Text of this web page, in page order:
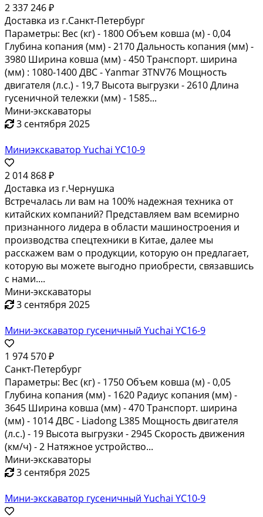
2 337 246 ₽
Доставка из г.Санкт-Петербург
Параметры: Вес (кг) - 1800 Объем ковша (м) - 0,04
Глубина копания (мм) - 2170 Дальность копания (мм) -
3980 Ширина ковша (мм) - 450 Транспорт. ширина
(мм) : 1080-1400 ДВС - Yanmar 3TNV76 Мощность
двигателя (л.с.) - 19,7 Высота выгрузки - 2610 Длина
гусеничной тележки (мм) - 1585...
Мини-экскаваторы
3 сентября 2025
Миниэкскаватор Yuchai YC10-9
2 014 868 ₽
Доставка из г.Чернушка
Встречалась ли вам на 100% надежная техника от
китайских компаний? Представляем вам всемирно
признанного лидера в области машиностроения и
производства спецтехники в Китае, далее мы
расскажем вам о продукции, которую он предлагает,
которую вы можете выгодно приобрести, связавшись
с нами....
Мини-экскаваторы
3 сентября 2025
Мини-экскаватор гусеничный Yuchai YC16-9
1 974 570 ₽
Санкт-Петербург
Параметры: Вес (кг) - 1750 Объем ковша (м) - 0,05
Глубина копания (мм) - 1620 Радиус копания (мм) -
3645 Ширина ковша (мм) - 470 Транспорт. ширина
(мм) - 1014 ДВС - Liadong L385 Мощность двигателя
(л.с.) - 19 Высота выгрузки - 2945 Скорость движения
(км/ч) - 2 Натяжное устройство...
Мини-экскаваторы
3 сентября 2025
Мини-экскаватор гусеничный Yuchai YC10-9